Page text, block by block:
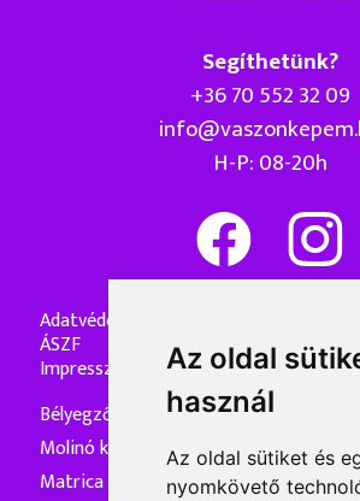
Az oldal
használ
Az oldal sütiket és
nyomkövető
Segíthetünk?
+36 70 552 32 09
H-P: 08-20h
Bélyegzőkészítés
Molinó készítés
Matrica készítés
Adatvédelmi nyilatkozat
ÁSZF
Impresszum